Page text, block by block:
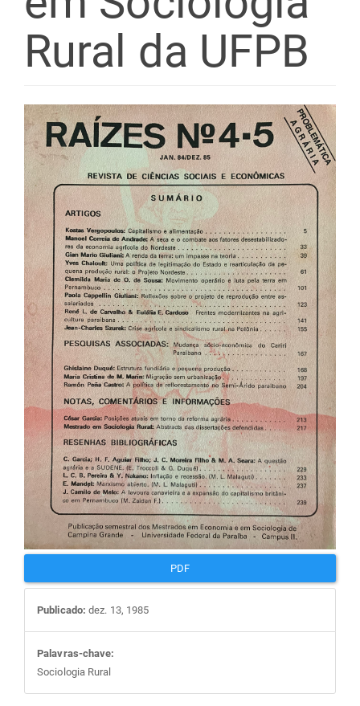
Rural da UFPB
Barra
lateral
de
artigos
PDF
Publicado: dez. 13, 1985
Palavras-chave:
Sociologia Rural